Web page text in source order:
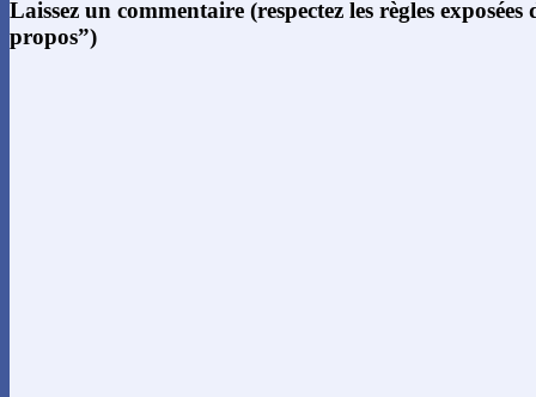
Laissez un commentaire (respectez les règles
propos”)